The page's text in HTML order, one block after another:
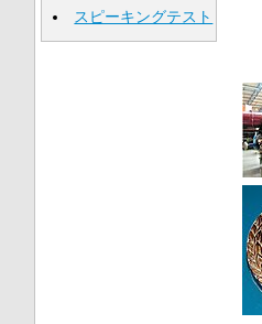
スピーキングテスト